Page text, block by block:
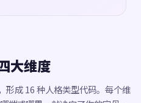
大维度
形成 16 种人格类型代码。每个维